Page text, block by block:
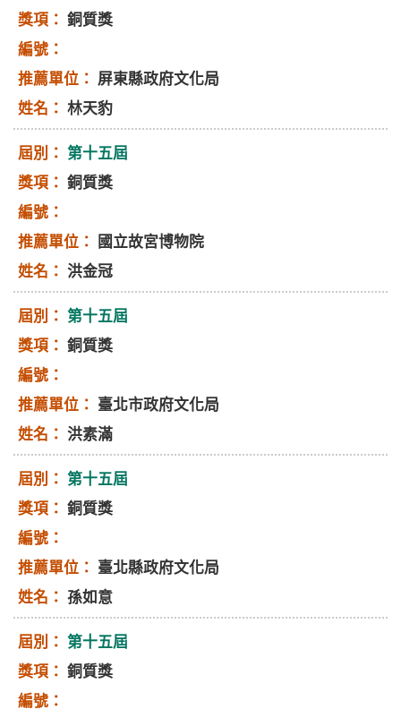
銅質獎
屏東縣政府文化局
林天豹
第十五屆
銅質獎
國立故宮博物院
洪金冠
第十五屆
銅質獎
臺北市政府文化局
洪素滿
第十五屆
銅質獎
臺北縣政府文化局
孫如意
第十五屆
銅質獎